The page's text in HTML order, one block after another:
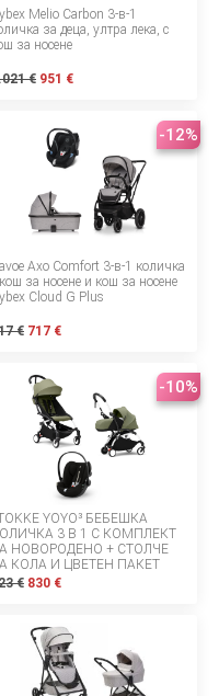
Melio Carbon 3-в-1
за деца, ултра лека, с
за носене
€ 951 €
-12%
Axo Comfort 3-в-1 количка
за носене и кош за носене
Cloud G Plus
€ 717 €
-10%
YOYO³ БЕБЕШКА
3 В 1 С КОМПЛЕКТ
НОВОРОДЕНО + СТОЛЧЕ
КОЛА И ЦВЕТЕН ПАКЕТ
€ 830 €